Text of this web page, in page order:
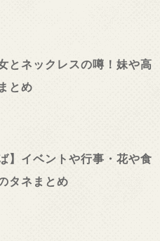
とネックレスの噂！妹や高
とめ
】イベントや行事・花や食
タネまとめ